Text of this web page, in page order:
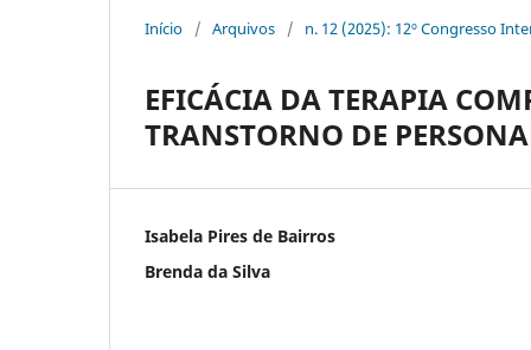
Início / Arquivos / n. 12 (2025): 12º Congresso
EFICÁCIA DA TERAPIA
TRANSTORNO DE
Isabela Pires de Bairros
Brenda da Silva